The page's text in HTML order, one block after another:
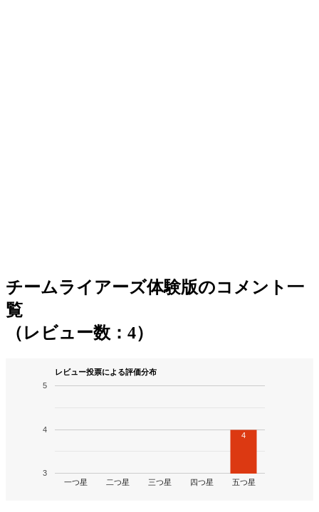
チームライアーズ体験版のコメント一
覧
（レビュー数：4）
レビュー投票による評価分布
一つ星 二つ星 三つ星 四つ星 五つ星
3
4
5
4